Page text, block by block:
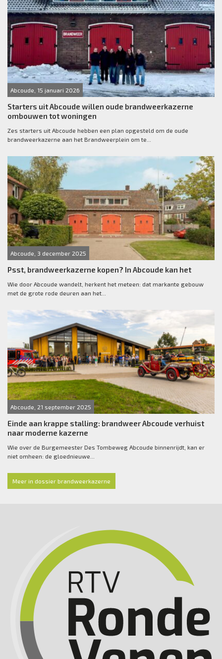
Abcoude, 15 januari 2026
Starters uit Abcoude willen oude brandweerkazerne
ombouwen tot woningen
Zes starters uit Abcoude hebben een plan opgesteld om de oude
brandweerkazerne aan het Brandweerplein om te...
Abcoude, 3 december 2025
Psst, brandweerkazerne kopen? In Abcoude kan het
Wie door Abcoude wandelt, herkent het meteen: dat markante gebouw
met de grote rode deuren aan het...
Abcoude, 21 september 2025
Einde aan krappe stalling: brandweer Abcoude verhuist
naar moderne kazerne
Wie over de Burgemeester Des Tombeweg Abcoude binnenrijdt, kan er
niet omheen: de gloednieuwe...
Meer in dossier brandweerkazerne